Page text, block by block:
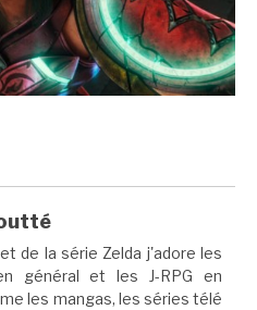
de la série Zelda j'adore les
général et les J-RPG en
les mangas, les séries télé